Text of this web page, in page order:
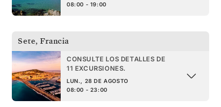
08:00 - 19:00
Sete, Francia
CONSULTE LOS DETALLES DE
11 EXCURSIONES.
LUN., 28 DE AGOSTO
08:00 - 23:00